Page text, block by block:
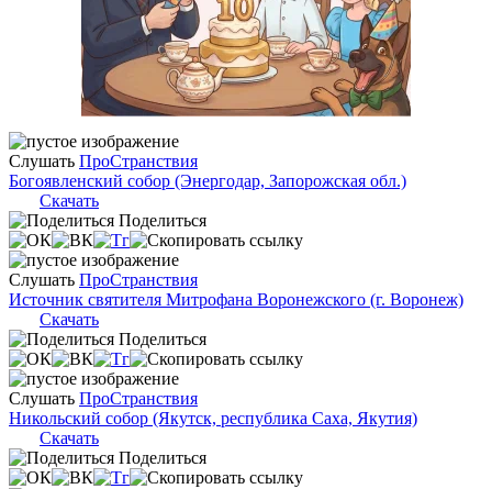
Слушать ПроСтранствия
Богоявленский собор (Энергодар, Запорожская обл.)
Скачать
Поделиться
Слушать ПроСтранствия
Источник святителя Митрофана Воронежского (г. Воронеж)
Скачать
Поделиться
Слушать ПроСтранствия
Никольский собор (Якутск, республика Саха, Якутия)
Скачать
Поделиться